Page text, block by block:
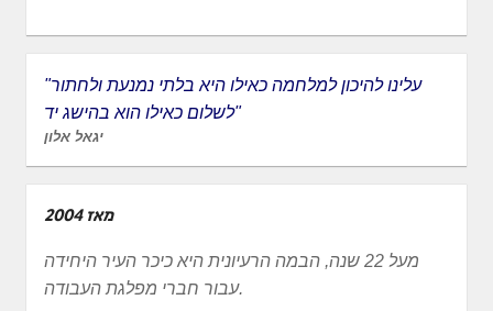
"עלינו להיכון למלחמה כאילו היא בלתי נמנעת ולחתור
לשלום כאילו הוא בהישג יד"
יגאל אלון
מאז 2004
מעל 22 שנה, הבמה הרעיונית היא כיכר העיר היחידה
עבור חברי מפלגת העבודה.